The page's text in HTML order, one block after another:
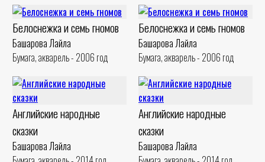
Белоснежка и семь гномов
Башарова Лайла
Бумага, акварель - 2006 год
Белоснежка и семь гномов
Башарова Лайла
Бумага, акварель - 2006 год
Английские народные
сказки
Башарова Лайла
Английские народные
сказки
Башарова Лайла